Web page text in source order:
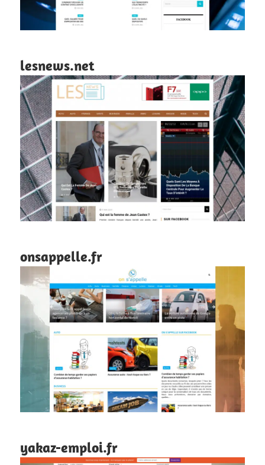
lesnews.net
onsappelle.fr
yakaz-emploi.fr